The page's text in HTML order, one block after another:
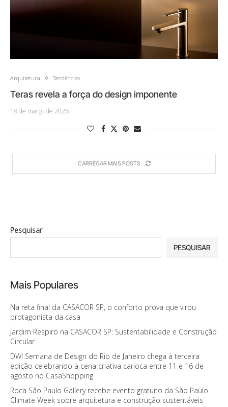
Arquitetura Tendências
Teras revela a força do design imponente
18 de março de 2026
CARREGAR MAIS POSTS
Pesquisar
PESQUISAR
Mais Populares
Na reta final da CASACOR SP, o conforto prova que virou
protagonista da casa
Jardim Respiro na CASACOR SP: Sustentabilidade e Construção
Circular
DW! Semana de Design do Rio de Janeiro chega à terceira
edição celebrando a cena criativa carioca entre 11 e 16 de
agosto no CasaShopping
Roca São Paulo Gallery recebe evento gratuito da São Paulo
Climate Week sobre arquitetura e construção sustentáveis